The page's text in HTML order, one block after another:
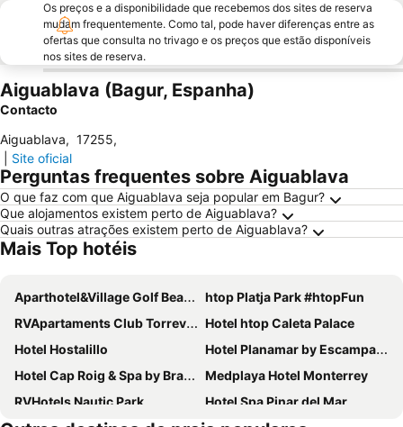
Os preços e a disponibilidade que recebemos dos sites de reserva
mudam frequentemente. Como tal, pode haver diferenças entre as
ofertas que consulta no trivago e os preços que estão disponíveis
nos sites de reserva.
Aiguablava (Bagur, Espanha)
Contacto
Aiguablava, 17255,
Site oficial
Perguntas frequentes sobre Aiguablava
O que faz com que Aiguablava seja popular em Bagur?
Que alojamentos existem perto de Aiguablava?
Quais outras atrações existem perto de Aiguablava?
Mais Top hotéis
Aparthotel&Village Golf Beach
htop Platja Park #htopFun
RVApartaments Club Torrevella
Hotel htop Caleta Palace
Hotel Hostalillo
Hotel Planamar by Escampa Hotels
Hotel Cap Roig & Spa by Brava Hoteles
Medplaya Hotel Monterrey
RVHotels Nautic Park
Hotel Spa Pinar del Mar